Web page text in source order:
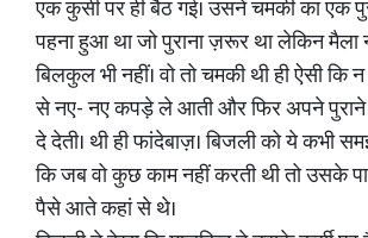
एक कुर्सी पर ही बैठ गई। उसने चमकी का एक
पहना हुआ था जो पुराना ज़रूर था लेकिन मैला
बिलकुल भी नहीं। वो तो चमकी थी ही ऐसी कि
से नए- नए कपड़े ले आती और फिर अपने
दे देती। थी ही फांदेबाज़। बिजली को ये कभी
कि जब वो कुछ काम नहीं करती थी तो उसके
पैसे आते कहां से थे।